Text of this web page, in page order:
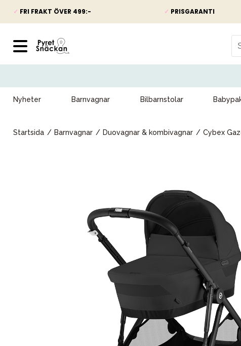
✓ FRI FRAKT ÖVER 499:- ✓ PRISGARANTI
Nyheter Barnvagnar Bilbarnstolar
Startsida Barnvagnar Duovagnar & kombivagnar Cybex